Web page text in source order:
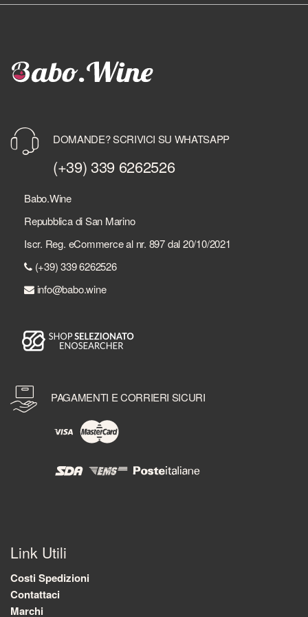
DOMANDE? SCRIVICI SU WHATSAPP
(+39) 339 6262526
Babo.Wine
Repubblica di San Marino
Iscr. Reg. eCommerce al nr. 897 dal 20/10/2021
(+39) 339 6262526
info@babo.wine
PAGAMENTI E CORRIERI SICURI
Link Utili
Costi Spedizioni
Contattaci
Marchi